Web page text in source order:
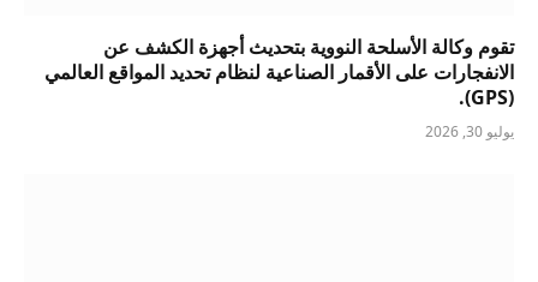
تقوم وكالة الأسلحة النووية بتحديث أجهزة الكشف عن
الانفجارات على الأقمار الصناعية لنظام تحديد المواقع العالمي
(GPS).
يوليو 30, 2026